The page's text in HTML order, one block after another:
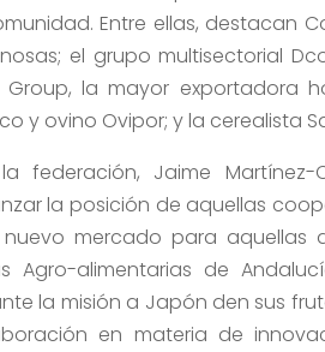
Entre ellas, destacan
el grupo multisectorial
la mayor exportadora
y ovino Ovipor; y la cerealista
Jaime Martínez-
la posición de aquellas
mercado para aquellas
Agro-alimentarias de
la misión a Japón den sus
en materia de